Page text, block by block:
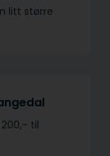
litt større
til